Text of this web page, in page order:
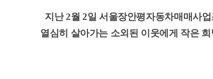
지난 2월 2일 서울장안평자동차매매사
열심히 살아가는 소외된 이웃에게 작은